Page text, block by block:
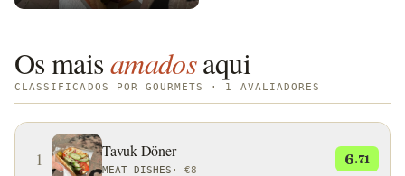
Os maisamadosaqui
CLASSIFICADOS POR GOURMETS · 1 AVALIADORES
1 Tavuk Döner
MEAT DISHES · €8
6.71